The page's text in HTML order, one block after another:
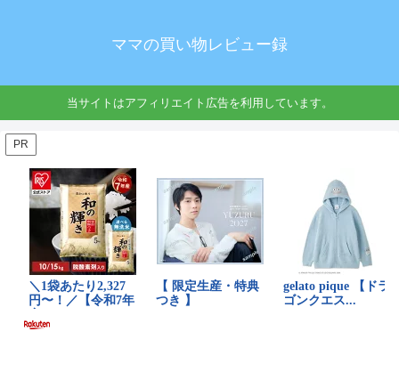
ママの買い物レビュー録
当サイトはアフィリエイト広告を利用しています。
PR